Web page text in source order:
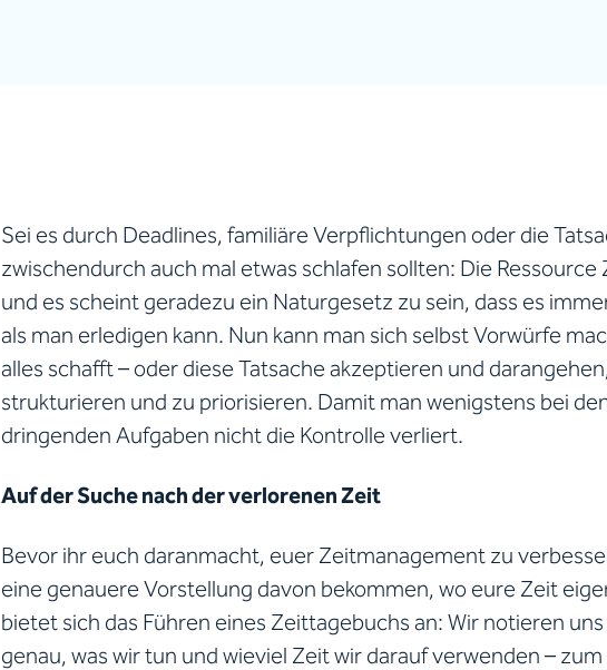
Sei es durch Deadlines, familiäre Verpflichtungen oder die
zwischendurch auch mal etwas schlafen sollten: Die
und es scheint geradezu ein Naturgesetz zu sein, dass es
als man erledigen kann. Nun kann man sich selbst Vorwürfe
alles schafft – oder diese Tatsache akzeptieren und
strukturieren und zu priorisieren. Damit man wenigstens bei
dringenden Aufgaben nicht die Kontrolle verliert.
Auf der Suche nach der verlorenen Zeit
Bevor ihr euch daranmacht, euer Zeitmanagement zu
eine genauere Vorstellung davon bekommen, wo eure Zeit
bietet sich das Führen eines Zeittagebuchs an: Wir notieren
genau, was wir tun und wieviel Zeit wir darauf verwenden –